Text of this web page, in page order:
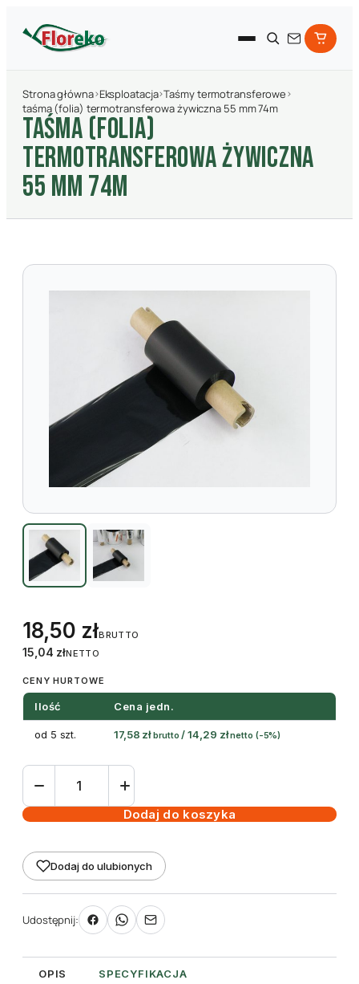
Strona główna›Eksploatacja›Taśmy termotransferowe›
taśma (folia) termotransferowa żywiczna 55 mm 74m
TAśMA (FOLIA)
TERMOTRANSFEROWA żYWICZNA
55 MM 74M
18,50 złBRUTTO
15,04 złNETTO
CENY HURTOWE
Ilość Cena jedn.
od 5 szt. 17,58 zł brutto /14,29 zł netto (-5%)
ilość
(folia)
żywiczna
55
mm
74m
Dodaj do koszyka
Dodaj do ulubionych
Udostępnij:
OPIS SPECYFIKACJA